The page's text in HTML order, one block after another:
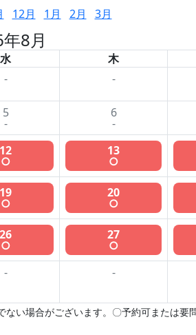
12月 1月 2月 3月
8月
水 木
- -
5
-
6
-
12
○
13
○
19
○
20
○
26
○
27
○
- -
い場合がございます。〇予約可または要